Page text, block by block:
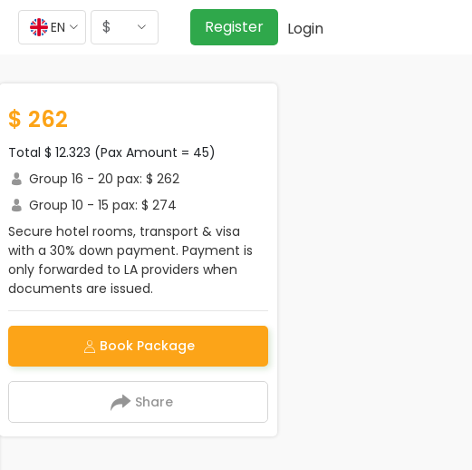
EN $ Login
Register
$ 262
Total $ 12.323 (Pax Amount = 45)
Group 16 - 20 pax: $ 262
Group 10 - 15 pax: $ 274
Secure hotel rooms, transport & visa
with a 30% down payment. Payment is
only forwarded to LA providers when
documents are issued.
Book Package
Share